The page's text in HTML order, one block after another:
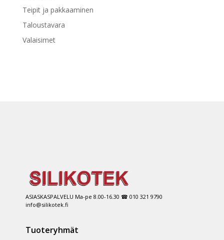
Teipit ja pakkaaminen
Taloustavara
Valaisimet
ASIASKASPALVELU Ma-pe 8.00-16.30 ☎ 010 321 9790
info@silikotek.fi
Tuoteryhmät